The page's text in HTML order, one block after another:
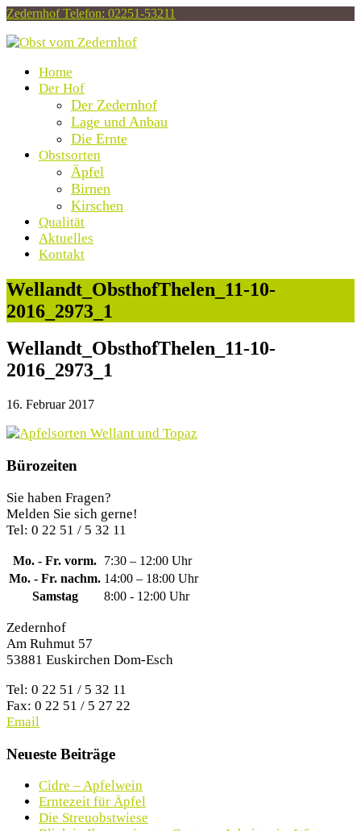
ZedernhofTelefon: 02251-53211
Home
Der Hof
Der Zedernhof
Lage und Anbau
Die Ernte
Obstsorten
Äpfel
Birnen
Kirschen
Qualität
Aktuelles
Kontakt
Open
Mobile
Menu
Wellandt_ObsthofThelen_11-10-
2016_2973_1
Wellandt_ObsthofThelen_11-10-
2016_2973_1
16. Februar 2017
Bürozeiten
Sie haben Fragen?
Melden Sie sich gerne!
Tel: 0 22 51 / 5 32 11
Mo. - Fr. vorm. 7:30 – 12:00 Uhr
Mo. - Fr. nachm. 14:00 – 18:00 Uhr
Samstag
8:00 - 12:00 Uhr
Zedernhof
Am Ruhmut 57
53881 Euskirchen Dom-Esch
Tel: 0 22 51 / 5 32 11
Fax: 0 22 51 / 5 27 22
Email
Neueste Beiträge
Cidre – Apfelwein
Erntezeit für Äpfel
Die Streuobstwiese